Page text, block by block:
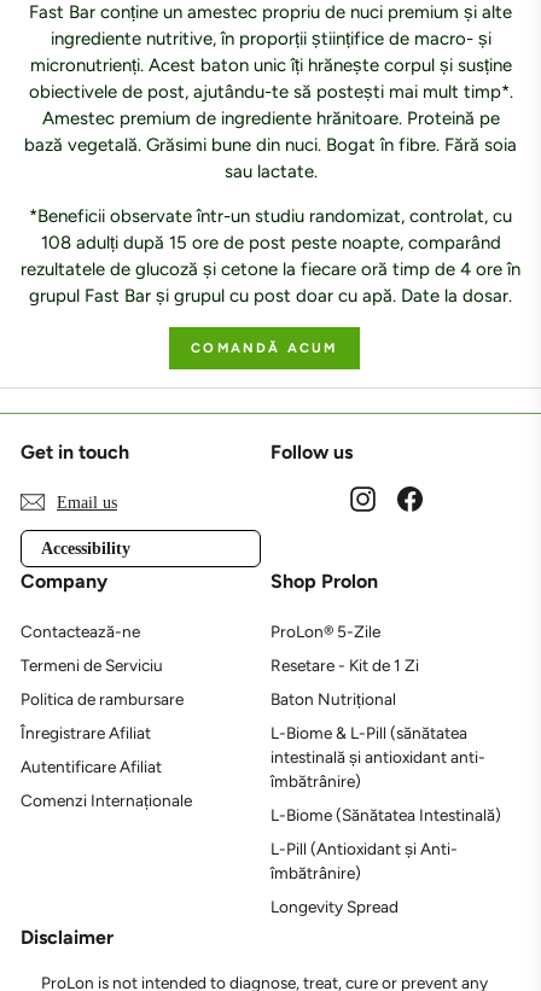
Fast Bar conține un amestec propriu de nuci premium și alte
ingrediente nutritive, în proporții științifice de macro- și
micronutrienți. Acest baton unic îți hrănește corpul și susține
obiectivele de post, ajutându-te să postești mai mult timp*.
Amestec premium de ingrediente hrănitoare. Proteină pe
bază vegetală. Grăsimi bune din nuci. Bogat în fibre. Fără soia
sau lactate.
*Beneficii observate într-un studiu randomizat, controlat, cu
108 adulți după 15 ore de post peste noapte, comparând
rezultatele de glucoză și cetone la fiecare oră timp de 4 ore în
grupul Fast Bar și grupul cu post doar cu apă. Date la dosar.
COMANDĂ ACUM
Get in touch
Email us
Accessibility
Follow us
InstagramFacebook
Company
Contactează-ne
Termeni de Serviciu
Politica de rambursare
Înregistrare Afiliat
Autentificare Afiliat
Comenzi Internaționale
Shop Prolon
ProLon® 5-Zile
Resetare - Kit de 1 Zi
Baton Nutrițional
L-Biome & L-Pill (sănătatea
intestinală și antioxidant anti-
îmbătrânire)
L-Biome (Sănătatea Intestinală)
L-Pill (Antioxidant și Anti-
îmbătrânire)
Longevity Spread
Disclaimer
ProLon is not intended to diagnose, treat, cure or prevent any